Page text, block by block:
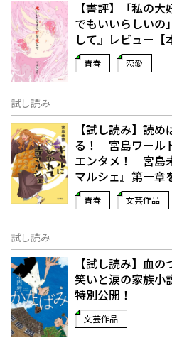
【書評】「私の
でもいいらしいの
して』レビュー【
青春 恋愛
試し読み
【試し読み】読
る！ 宮島ワール
エンタメ！ 宮島
マルシェ』第一章
青春 文芸作品
試し読み
【試し読み】血の
笑いと涙の家族小
特別公開！
文芸作品